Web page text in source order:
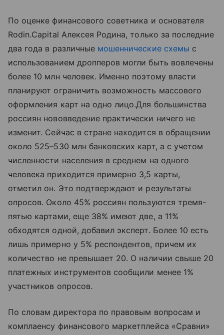
По оценке финансового советника и основателя
Rodin.Capital Алексея Родина, только за последние
два года в различные мошеннические схемы с
использованием дропперов могли быть вовлечены
более 10 млн человек. Именно поэтому власти
планируют ограничить возможность массового
оформления карт на одно лицо.Для большинства
россиян нововведение практически ничего не
изменит. Сейчас в стране находится в обращении
около 525–530 млн банковских карт, а с учетом
численности населения в среднем на одного
человека приходится примерно 3,5 карты,
отметил он. Это подтверждают и результаты
опросов. Около 45% россиян пользуются тремя-
пятью картами, еще 38% имеют две, а 11%
обходятся одной, добавил эксперт. Более 10 есть
лишь примерно у 5% респондентов, причем их
количество не превышает 20. О наличии свыше 20
платежных инструментов сообщили менее 1%
участников опросов.
По словам директора по правовым вопросам и
комплаенсу финансового маркетплейса «Сравни»